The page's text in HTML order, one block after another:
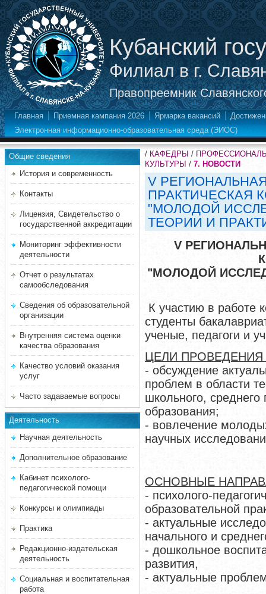
Кубанский
Филиал в г.
Правопреемник
Главная Приемная кампания 2026 Ярмарка вакансий
Электронная информационно-образовательная среда (ЭИОС)
Общие сведения
История и современность
Контакты
Лицензия, Свидетельство о
государственной аккредитации
Мониторинг эффективности
деятельности
Отчет о результатах
самообследования
Сведения об образовательной
организации
Внутренняя система оценки
качества образования
Качество условий оказания
услуг
Часто задаваемые вопросы
Деятельность
Научная деятельность
Дополнительное образование
Кабинет психолого-
педагогической помощи
Конкурсы и олимпиады
Практика
Редакционно-издательская
деятельность
Социальная и воспитательная
работа
/ КАФЕДРЫ /
КУЛЬТУРЫ / 7. НОВОСТИ
V
ПРАКТИЧЕСКАЯ
"МОЛОДОЙ
ТЕОРИИ И
V
"МОЛОДОЙ
К участию в работе
студенты
ученые, педагоги и
ЦЕЛИ
- обсуждение
проблем в области
школьного,
образования;
- вовлечение
научных
ОСНОВНЫЕ
- психолого-
образовательной
- актуальные
начального и
- дошкольное
развития,
- актуальные